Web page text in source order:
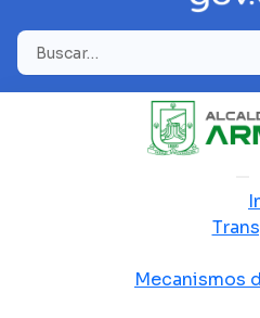
Buscar
Mecanismos